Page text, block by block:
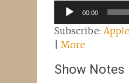
Audio
Player
00:00
Subscribe:
More
Show Notes